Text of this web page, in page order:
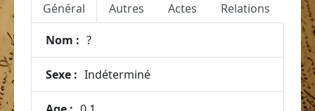
Général Autres Actes Relations
Nom : ?
Sexe : Indéterminé